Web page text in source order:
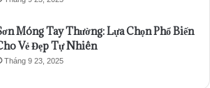
Móng Tay Thường: Lựa Chọn Phổ Biến
Vẻ Đẹp Tự Nhiên
Tháng 9 23, 2025